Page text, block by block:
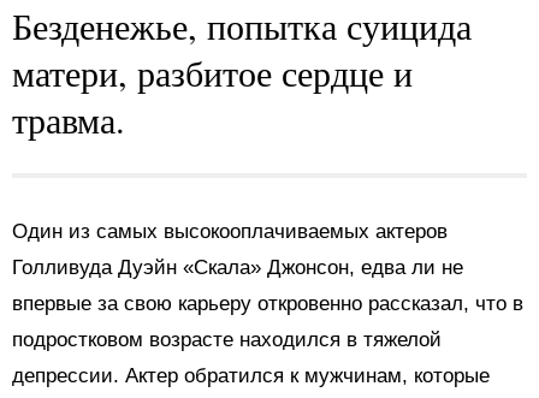
Безденежье, попытка суицида
матери, разбитое сердце и
травма.
Один из самых высокооплачиваемых актеров
Голливуда Дуэйн «Скала» Джонсон, едва ли не
впервые за свою карьеру откровенно рассказал, что в
подростковом возрасте находился в тяжелой
депрессии. Актер обратился к мужчинам, которые